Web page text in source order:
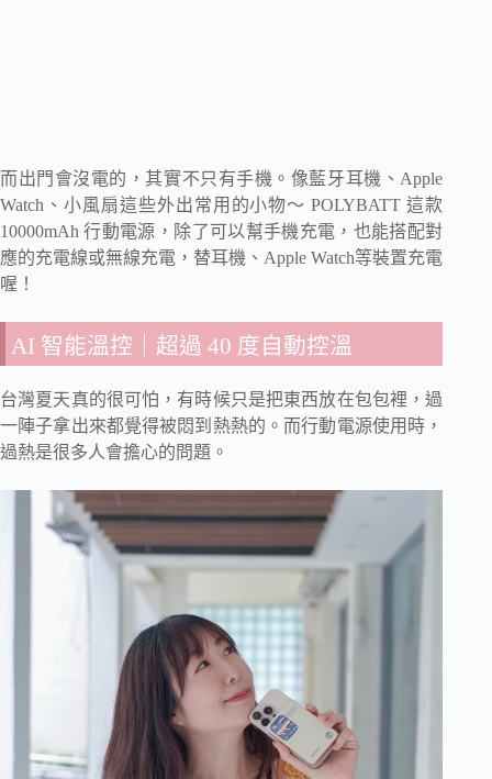
而出門會沒電的，其實不只有手機。 像藍牙耳機、Apple
Watch、小風扇這些外出常用的小物～POLYBATT 這款
10000mAh 行動電源，除了可以幫手機充電，也能搭配對
應的充電線或無線充電，替耳機、Apple Watch等裝置充電
喔！
AI 智能溫控｜超過 40 度自動控溫
台灣夏天真的很可怕，有時候只是把東西放在包包裡，過
一陣子拿出來都覺得被悶到熱熱的。而行動電源使用時，
過熱是很多人會擔心的問題。